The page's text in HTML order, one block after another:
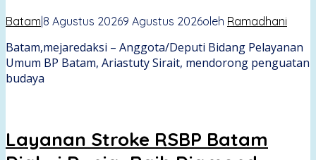
Batam|8 Agustus 20269 Agustus 2026oleh Ramadhani
Batam,mejaredaksi – Anggota/Deputi Bidang Pelayanan
Umum BP Batam, Ariastuty Sirait, mendorong penguatan
budaya
Layanan Stroke RSBP Batam